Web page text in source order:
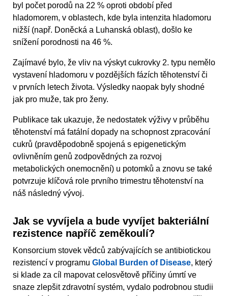
byl počet porodů na 22 % oproti období před
hladomorem, v oblastech, kde byla intenzita hladomoru
nižší (např. Doněcká a Luhanská oblast), došlo ke
snížení porodnosti na 46 %.
Zajímavé bylo, že vliv na výskyt cukrovky 2. typu nemělo
vystavení hladomoru v pozdějších fázích těhotenství či
v prvních letech života. Výsledky naopak byly shodné
jak pro muže, tak pro ženy.
Publikace tak ukazuje, že nedostatek výživy v průběhu
těhotenství má fatální dopady na schopnost zpracování
cukrů (pravděpodobně spojená s epigenetickým
ovlivněním genů zodpovědných za rozvoj
metabolických onemocnění) u potomků a znovu se také
potvrzuje klíčová role prvního trimestru těhotenství na
náš následný vývoj.
Jak se vyvíjela a bude vyvíjet bakteriální
rezistence napříč zeměkoulí?
Konsorcium stovek vědců zabývajících se antibiotickou
rezistencí v programu Global Burden of Disease, který
si klade za cíl mapovat celosvětově příčiny úmrtí ve
snaze zlepšit zdravotní systém, vydalo podrobnou studii